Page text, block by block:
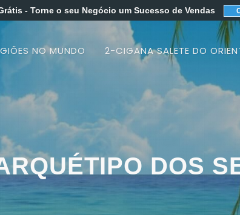
NO MUNDO 2-CIGANA SALETE DO
DOS
- Torne o seu Negócio um Sucesso de Vendas